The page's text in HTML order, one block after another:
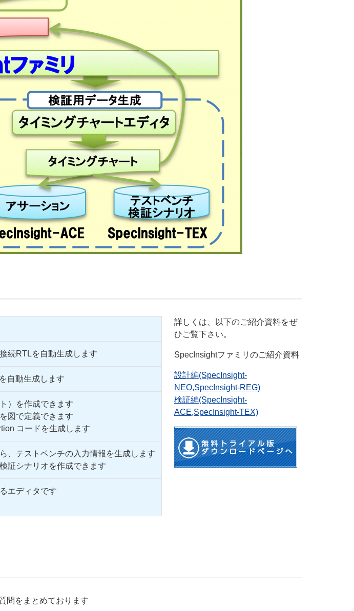
続RTLを自動生成します
自動生成します
）を作成できます
図で定義できます
コードを生成します
、テストベンチの入力情報を生成します
証シナリオを作成できます
エディタです
詳しくは、以下のご紹介資料をぜ
ひご覧下さい。
SpecInsightファミリのご紹介資料
設計編(SpecInsight-
NEO,SpecInsight-REG)
検証編(SpecInsight-
ACE,SpecInsight-TEX)
問をまとめております